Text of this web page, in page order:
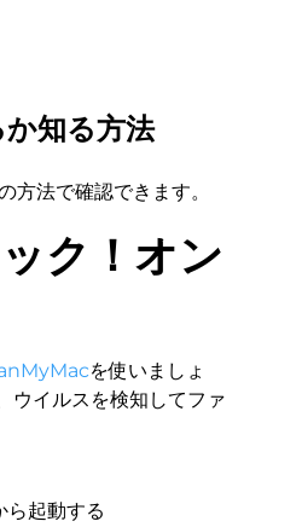
知る方法
法で確認できます。
ク！オン
を使いましょ
ウイルスを検知してファ
ら起動する